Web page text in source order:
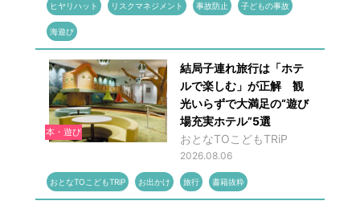
ヒヤリハット リスクマネジメント 事故防止 子どもの事故
海遊び
本・遊び
結局子連れ旅行は「ホテ
ルで楽しむ」が正解 観
光いらずで大満足の“遊び
場充実ホテル”5選
おとなTOこどもTRiP
2026.08.06
おとなTOこどもTRiP お出かけ 旅行 書籍抜粋